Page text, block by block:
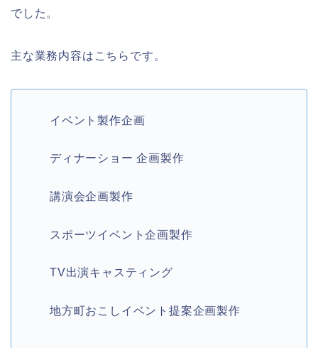
でした。
主な業務内容はこちらです。
イベント製作企画
ディナーショー 企画製作
講演会企画製作
スポーツイベント企画製作
TV出演キャスティング
地方町おこしイベント提案企画製作